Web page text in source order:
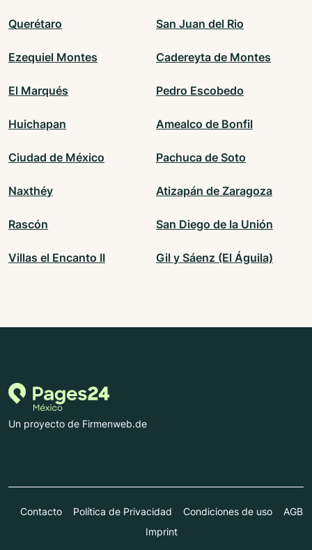
Querétaro San Juan del Rio
Ezequiel Montes Cadereyta de Montes
El Marqués Pedro Escobedo
Huichapan Amealco de Bonfil
Ciudad de México Pachuca de Soto
Naxthéy Atizapán de Zaragoza
Rascón San Diego de la Unión
Villas el Encanto II Gil y Sáenz (El Águila)
Un proyecto de Firmenweb.de
Contacto Política de Privacidad Condiciones de uso
AGB
Imprint